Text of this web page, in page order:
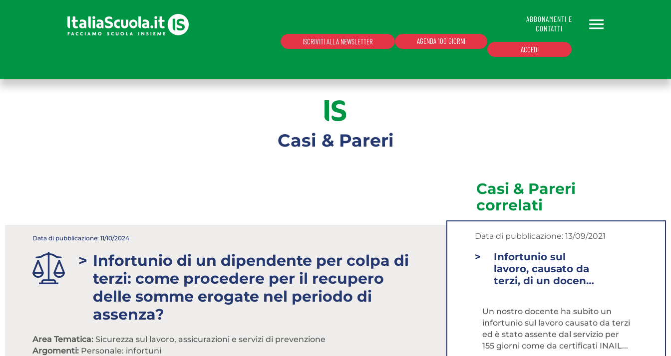
ABBONAMENTI E
CONTATTI
ACCEDI
ISCRIVITI ALLA NEWSLETTER AGENDA 100 GIORNI
Se sei abbonato a Italiascuola.it, puoi accedere inserendo l'indirizzo email abilitato e la password personale. Se non hai un'email abilitata o non sei
Casi & Pareri
Data di pubblicazione: 11/10/2024
Infortunio di un dipendente per colpa di
terzi: come procedere per il recupero
delle somme erogate nel periodo di
assenza?
Area Tematica: Sicurezza sul lavoro, assicurazioni e servizi di prevenzione
Argomenti: Personale: infortuni
Casi & Pareri
correlati
Data di pubblicazione:13/09/2021
Infortunio sul
lavoro, causato da
terzi, di un docente
compete l'azione di
rivalsa?
Un nostro docente ha subito un
infortunio sul lavoro causato da terzi
ed è stato assente dal servizio per
155 giorni come da certificati INAIL...